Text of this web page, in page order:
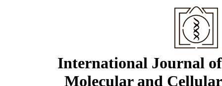
International Journal
Molecular and